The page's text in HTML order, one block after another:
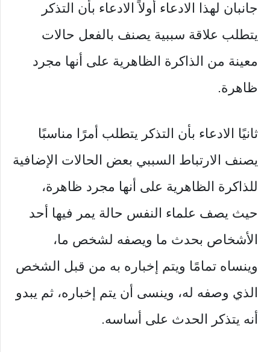
جانبان لهذا الادعاء أولاً الادعاء بأن التذكر
يتطلب علاقة سببية يصنف بالفعل حالات
معينة من الذاكرة الظاهرية على أنها مجرد
ظاهرة.
ثانيًا الادعاء بأن التذكر يتطلب أمرًا مناسبًا
يصنف الارتباط السببي بعض الحالات الإضافية
للذاكرة الظاهرية على أنها مجرد ظاهرة،
حيث يصف علماء النفس حالة يمر فيها أحد
الأشخاص بحدث ما ويصفه لشخص ما،
وينساه تمامًا ويتم إخباره به من قبل الشخص
الذي وصفه له، وينسى أن يتم إخباره، ثم يبدو
أنه يتذكر الحدث على أساسه.